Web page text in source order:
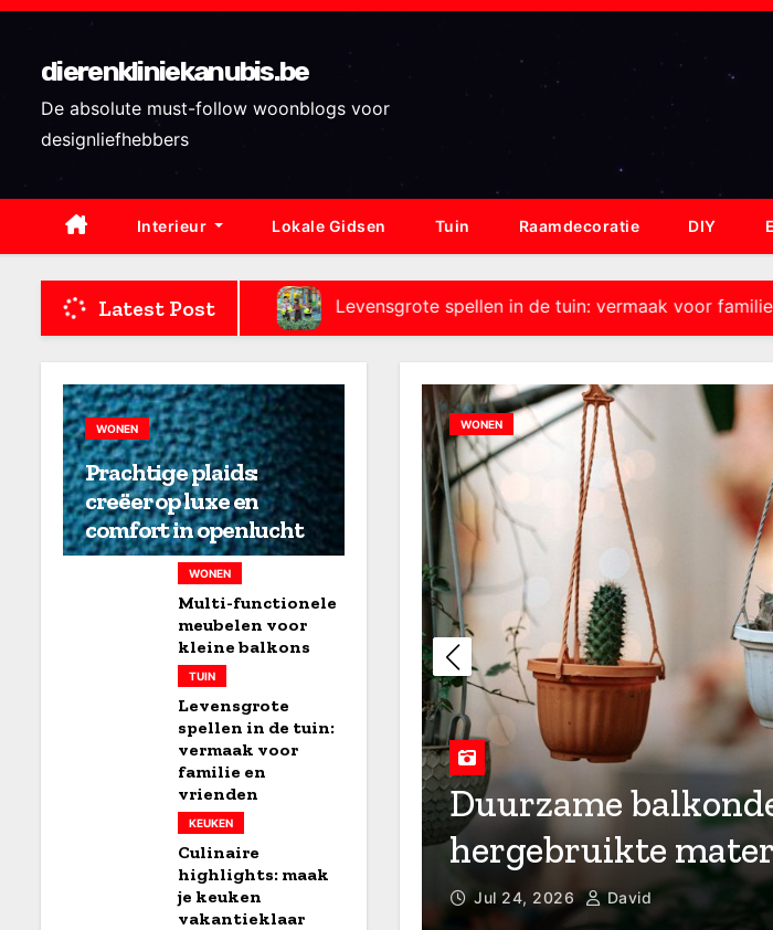
S
c
dierenkliniekanubis.be
De absolute must-follow woonblogs voor
designliefhebbers
Interieur Lokale Gidsen Tuin Raamdecoratie DIY
Latest Post
kleine balkons Levensgrote spellen in de tuin: vermaak voor familie en vrienden
WONEN
Prachtige plaids:
creëer op luxe en
comfort in openlucht
WONEN
Multi-functionele
meubelen voor
kleine balkons
TUIN
Levensgrote
spellen in de tuin:
vermaak voor
familie en
vrienden
KEUKEN
Culinaire
highlights: maak
je keuken
vakantieklaar
maak je
WONEN
Duurzame
hergebruikte
Jul 24, 2026 David